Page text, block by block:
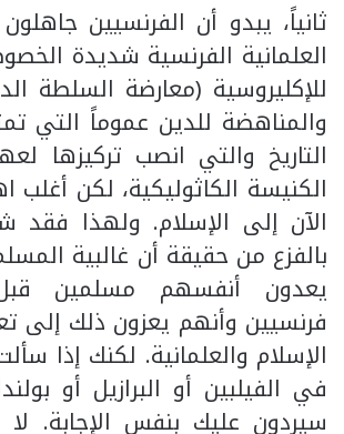
ثانياً، يبدو أن الفرنسيين
العلمانية الفرنسية شديدة
للإكليروسية (معارضة السلطة
والمناهضة للدين عموماً التي
التاريخ والتي انصب تركيزها
الكنيسة الكاثوليكية، لكن أغلب
الآن إلى الإسلام. ولهذا فقد
بالفزع من حقيقة أن غالبية
يعدون أنفسهم مسلمين
فرنسيين وأنهم يعزون ذلك إلى
الإسلام والعلمانية. لكنك إذا
في الفيلبين أو البرازيل أو
سيردون عليك بنفس الإجابة.